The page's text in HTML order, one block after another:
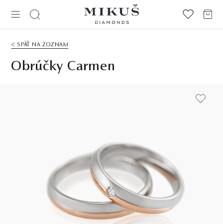
< SPÄŤ NA ZOZNAM
Obrúčky Carmen